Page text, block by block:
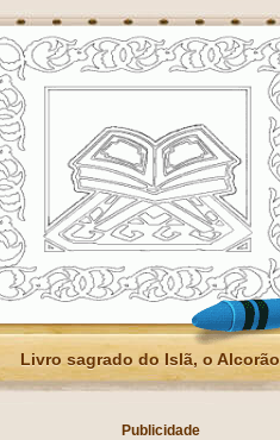
Livro sagrado do Islã, o Alcorão
Publicidade